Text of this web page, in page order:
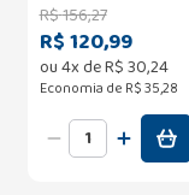
R$156,27
R$ 120,99
ou4x deR$30,24
Economia de R$ 35,28